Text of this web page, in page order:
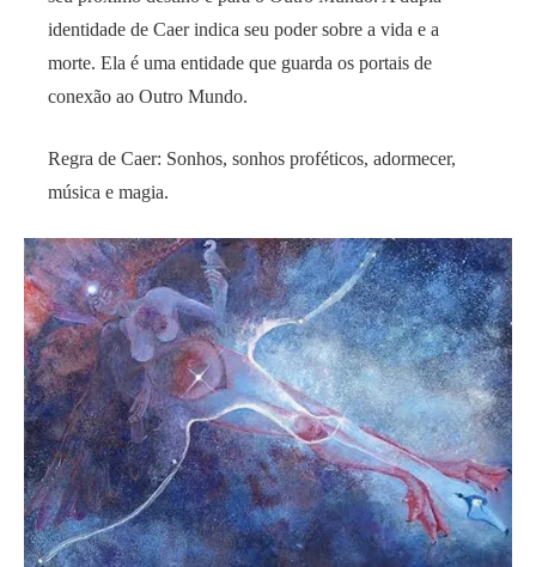
identidade de Caer indica seu poder sobre a vida e a
morte. Ela é uma entidade que guarda os portais de
conexão ao Outro Mundo.
Regra de Caer: Sonhos, sonhos proféticos, adormecer,
música e magia.